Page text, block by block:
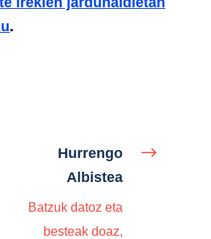
.
Hurrengo
Albistea
Batzuk datoz eta
besteak doaz,